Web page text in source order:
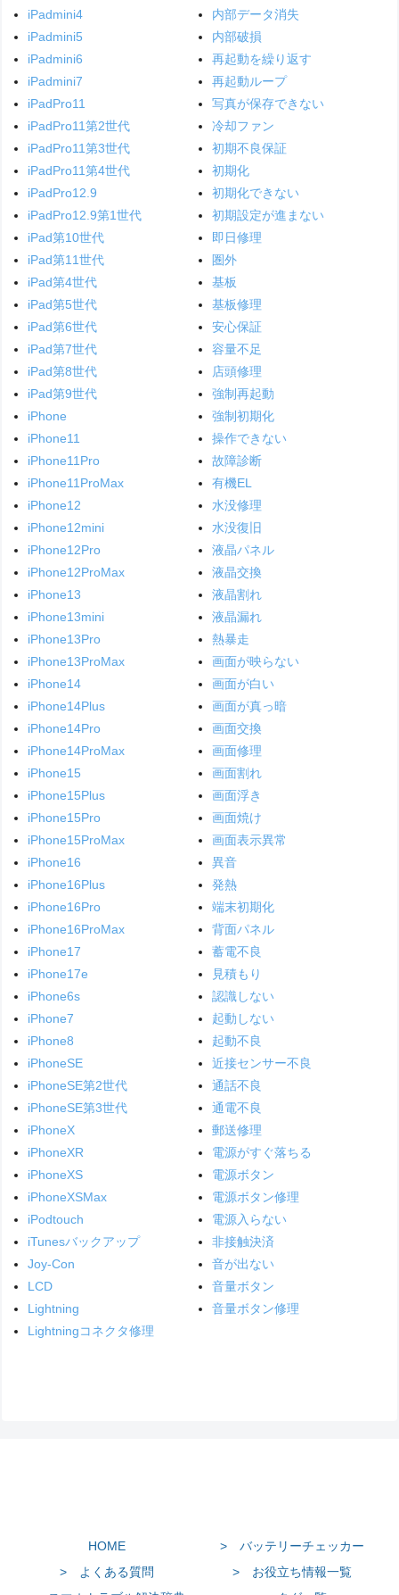
iPadmini4
iPadmini5
iPadmini6
iPadmini7
iPadPro11
iPadPro11第2世代
iPadPro11第3世代
iPadPro11第4世代
iPadPro12.9
iPadPro12.9第1世代
iPad第10世代
iPad第11世代
iPad第4世代
iPad第5世代
iPad第6世代
iPad第7世代
iPad第8世代
iPad第9世代
iPhone
iPhone11
iPhone11Pro
iPhone11ProMax
iPhone12
iPhone12mini
iPhone12Pro
iPhone12ProMax
iPhone13
iPhone13mini
iPhone13Pro
iPhone13ProMax
iPhone14
iPhone14Plus
iPhone14Pro
iPhone14ProMax
iPhone15
iPhone15Plus
iPhone15Pro
iPhone15ProMax
iPhone16
iPhone16Plus
iPhone16Pro
iPhone16ProMax
iPhone17
iPhone17e
iPhone6s
iPhone7
iPhone8
iPhoneSE
iPhoneSE第2世代
iPhoneSE第3世代
iPhoneX
iPhoneXR
iPhoneXS
iPhoneXSMax
iPodtouch
iTunesバックアップ
Joy-Con
LCD
Lightning
Lightningコネクタ修理
内部データ消失
内部破損
再起動を繰り返す
再起動ループ
写真が保存できない
冷却ファン
初期不良保証
初期化
初期化できない
初期設定が進まない
即日修理
圏外
基板
基板修理
安心保証
容量不足
店頭修理
強制再起動
強制初期化
操作できない
故障診断
有機EL
水没修理
水没復旧
液晶パネル
液晶交換
液晶割れ
液晶漏れ
熱暴走
画面が映らない
画面が白い
画面が真っ暗
画面交換
画面修理
画面割れ
画面浮き
画面焼け
画面表示異常
異音
発熱
端末初期化
背面パネル
蓄電不良
見積もり
認識しない
起動しない
起動不良
近接センサー不良
通話不良
通電不良
郵送修理
電源がすぐ落ちる
電源ボタン
電源ボタン修理
電源入らない
非接触決済
音が出ない
音量ボタン
音量ボタン修理
HOME
> バッテリーチェッカー
> よくある質問
> お役立ち情報一覧